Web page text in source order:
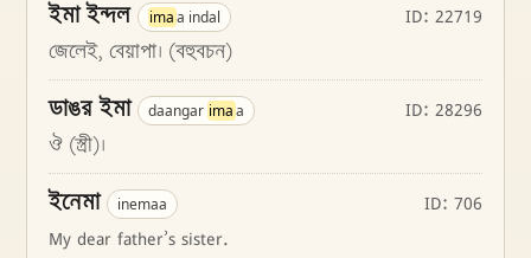
ইমা ইন্দল imaa indal
ID: 22719
জেলেই, বেয়াপা। (বহুবচন)
ডাঙর ইমা daangar imaa
ID: 28296
ঔ (স্ত্রী)।
ইনেমা inemaa
ID: 706
My dear father’s sister.